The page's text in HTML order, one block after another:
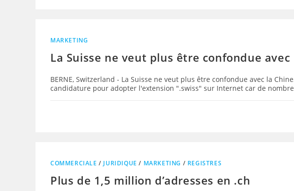
MARKETING
La Suisse ne veut plus être confondue avec
BERNE, Switzerland - La Suisse ne veut plus être confondue avec la
candidature pour adopter l'extension ".swiss" sur Internet car de
COMMERCIALE / JURIDIQUE / MARKETING / REGISTRES
Plus de 1,5 million d’adresses en .ch